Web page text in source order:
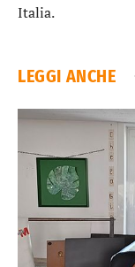
Italia.
LEGGI ANCHE